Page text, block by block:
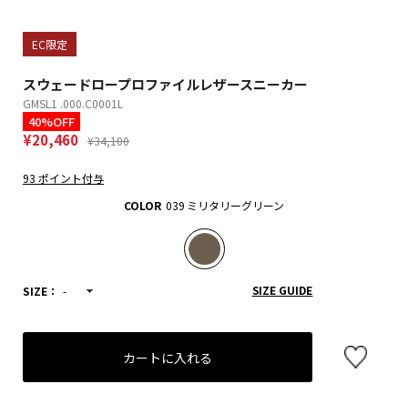
EC限定
スウェードロープロファイルレザースニーカー
GMSL1 .000.C0001L
40%OFF
¥20,460 ¥34,100
93 ポイント付与
COLOR 039 ミリタリーグリーン
SIZE： - SIZE GUIDE
カートに入れる